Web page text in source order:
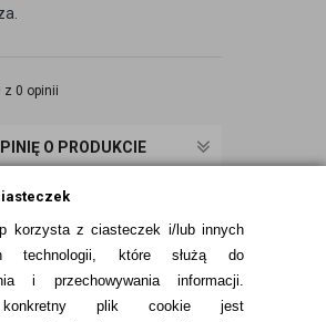
korzysta z ciasteczek i/lub innych
technologii, które służą do
i przechowywania informacji.
plik cookie jest
z 0 opinii
O PRODUKCIE